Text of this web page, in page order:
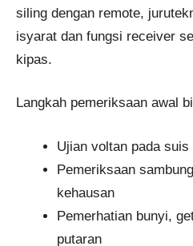
siling dengan remote,
isyarat dan fungsi receiver
kipas.
Langkah pemeriksaan awal
Ujian voltan pada
Pemeriksaan
kehausan
Pemerhatian bunyi,
putaran